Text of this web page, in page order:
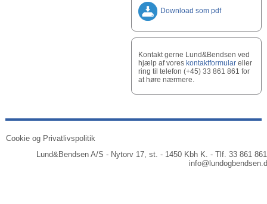
Download som pdf
Kontakt gerne Lund&Bendsen ved
hjælp af vores kontaktformulareller
ring til telefon (+45) 33 861 861 for
at høre nærmere.
Cookie og Privatlivspolitik
Lund&Bendsen A/S - Nytorv 17, st. - 1450 Kbh K. - Tlf. 33 861